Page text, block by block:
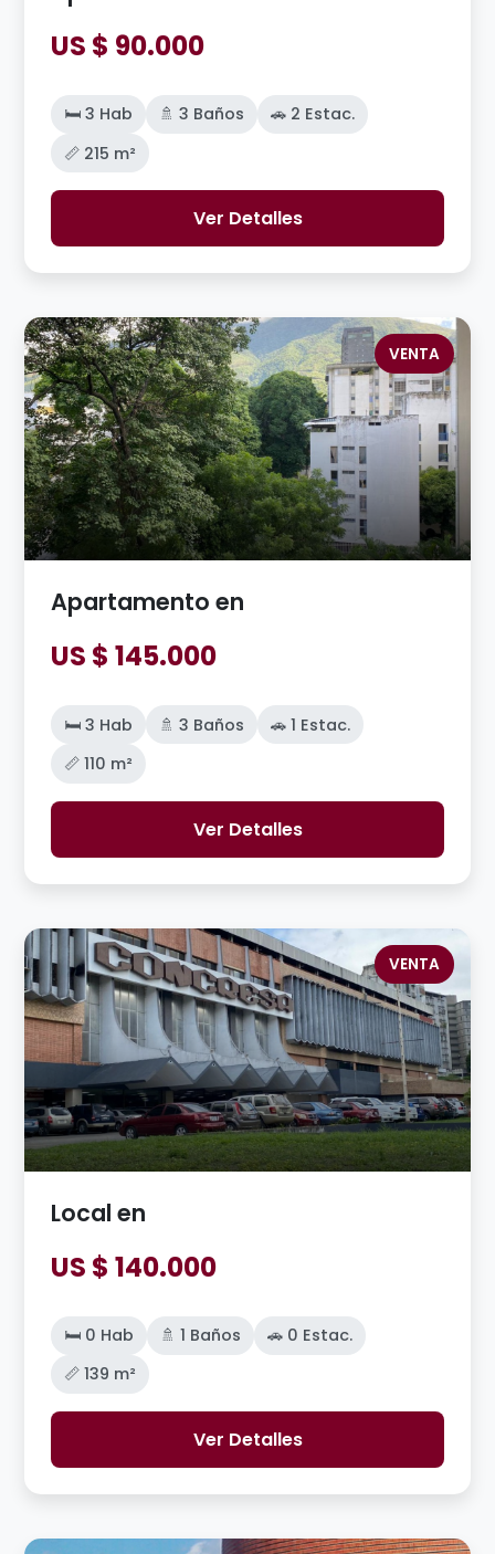
US $ 90.000
🛏️ 3 Hab 🚿 3 Baños
🚗 2 Estac.
📏 215 m²
Ver Detalles
VENTA
Apartamento en
US $ 145.000
🛏️ 3 Hab 🚿 3 Baños
🚗 1 Estac.
📏 110 m²
Ver Detalles
VENTA
Local en
US $ 140.000
🛏️ 0 Hab 🚿 1 Baños
🚗 0 Estac.
📏 139 m²
Ver Detalles